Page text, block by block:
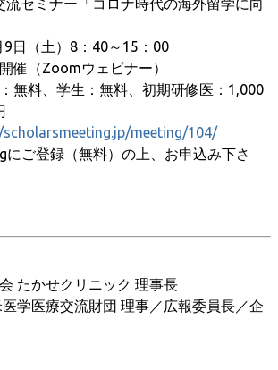
流セミナー「コロナ時代の海外留学に向
9日（土）8：40～15：00
催（Zoomウェビナー）
無料、学生：無料、初期研修医：1,000
meeting/104/
にご登録（無料）の上、お申込み下さ
たかせクリニック 理事長
学医療交流財団 理事／広報委員長／企